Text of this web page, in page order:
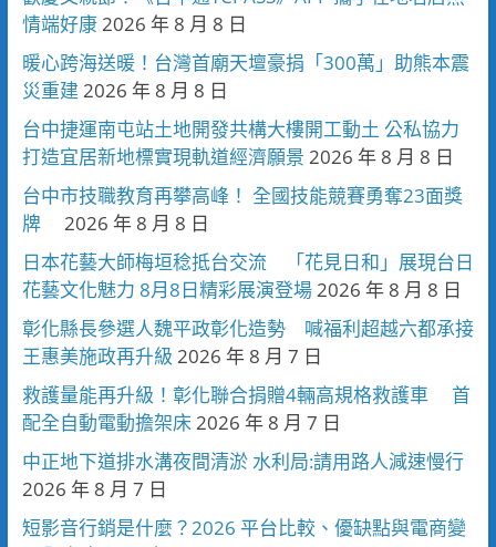
情端好康 2026 年 8 月 8 日
暖心跨海送暖！台灣首廟天壇豪捐「300萬」助熊本震
災重建 2026 年 8 月 8 日
台中捷運南屯站土地開發共構大樓開工動土 公私協力
打造宜居新地標實現軌道經濟願景 2026 年 8 月 8 日
台中市技職教育再攀高峰！ 全國技能競賽勇奪23面獎
牌
2026 年 8 月 8 日
日本花藝大師梅垣稔抵台交流 「花見日和」展現台日
花藝文化魅力 8月8日精彩展演登場 2026 年 8 月 8 日
彰化縣長參選人魏平政彰化造勢 喊福利超越六都承接
王惠美施政再升級 2026 年 8 月 7 日
救護量能再升級！彰化聯合捐贈4輛高規格救護車 首
配全自動電動擔架床 2026 年 8 月 7 日
中正地下道排水溝夜間清淤 水利局:請用路人減速慢行
2026 年 8 月 7 日
短影音行銷是什麼？2026 平台比較、優缺點與電商變